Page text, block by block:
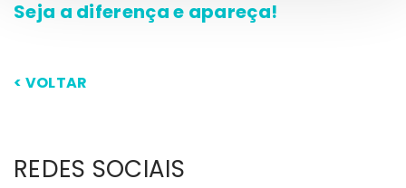
Seja a diferença e apareça!
< VOLTAR
REDES SOCIAIS